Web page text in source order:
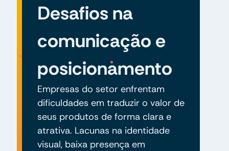
Desafios na
comunicação e
posicionamento
Empresas do setor enfrentam
dificuldades em traduzir o valor de
seus produtos de forma clara e
atrativa. Lacunas na identidade
visual, baixa presença em